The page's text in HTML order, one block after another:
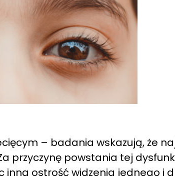
– badania wskazują, że
przyczynę powstania tej
inną ostrość widzenia jednego i